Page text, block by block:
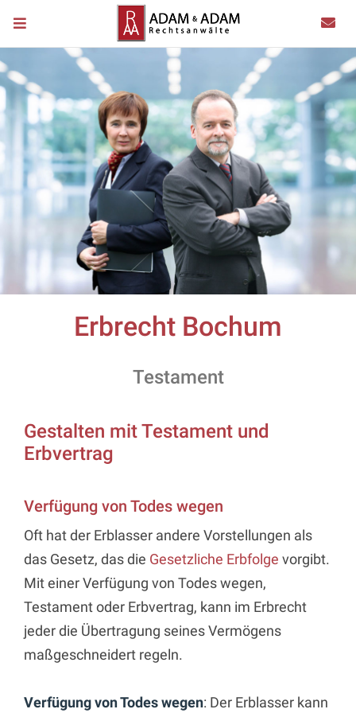
Erbrecht Bochum
Testament
Gestalten mit Testament und
Erbvertrag
Verfügung von Todes wegen
Oft hat der Erblasser andere Vorstellungen als
das Gesetz, das die Gesetzliche Erbfolge vorgibt.
Mit einer Verfügung von Todes wegen,
Testament oder Erbvertrag, kann im Erbrecht
jeder die Übertragung seines Vermögens
maßgeschneidert regeln.
Verfügung von Todes wegen: Der Erblasser kann